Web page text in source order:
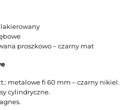
proszkowo – czarny mat
metalowe fi 60 mm – czarny nikiel.
cylindryczne.